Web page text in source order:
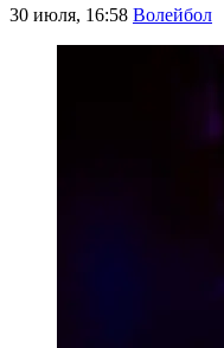
30 июля, 16:58 Волейбол